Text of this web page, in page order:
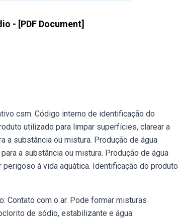
- [PDF Document]
csm. Código interno de identificação do
utilizado para limpar superfícies, clarear a
a substância ou mistura. Produção de água
a substância ou mistura. Produção de água
à vida aquática. Identificação do produto
Contato com o ar. Pode formar misturas
de sódio, estabilizante e água.